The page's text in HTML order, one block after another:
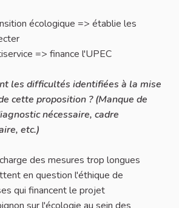
écologique => établie les
=> finance l'UPEC
les difficultés identifiées à la mise
cette proposition ? (Manque de
nécessaire, cadre
etc.)
des mesures trop longues
en question l'éthique de
qui financent le projet
sur l'écologie au sein des